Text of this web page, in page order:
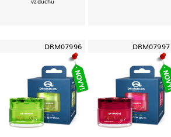
DRM07996 DRM07997